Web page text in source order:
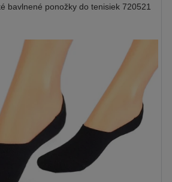
bavlnené ponožky do tenisiek 720521